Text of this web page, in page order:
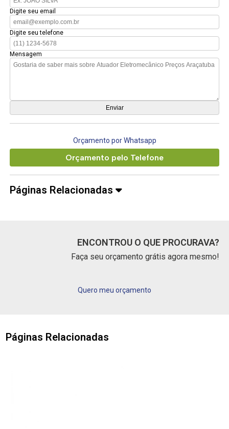
Digite seu email
Digite seu telefone
Mensagem
Orçamento por Whatsapp
Orçamento pelo Telefone
Páginas Relacionadas
ENCONTROU O QUE PROCURAVA?
Faça seu orçamento grátis agora mesmo!
Quero meu orçamento
Páginas Relacionadas